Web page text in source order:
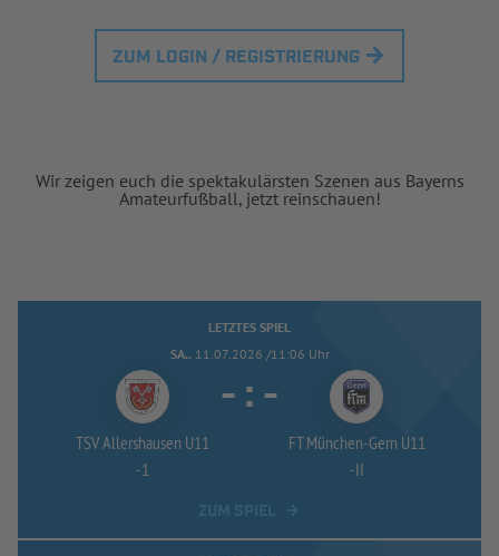
ZUM LOGIN / REGISTRIERUNG
Wir zeigen euch die spektakulärsten Szenen aus Bayerns
Amateurfußball, jetzt reinschauen!
LETZTES SPIEL
SA.. 11.07.2026 /11:06 Uhr
TSV Allershausen U11
-1
- : -
FT München-Gern U11
-II